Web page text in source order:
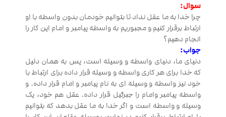
سوال:
چرا خدا به ما عقل نداد تا بتوانیم خودمان بدون واسطه با او
ارتباط برقرار کنیم و مجبوریم به واسطه پیامبر و امام این کار را
انجام دهیم؟
جواب:
دنیای ما، دنیای واسطه و وسیله است، پس به همان دلیل
که خدا برای هر کاری واسطه و وسیله قرار داده برای ارتباط با
خود نیز واسطه و وسیله ای به نام پیامبر و امام قرار داده. و
واسطه پیامبر وامام را جبرئیل قرار داده. عقل هم خود، یک
وسیله و واسطه است و اگر خدا به ما عقل بدهد که بتوانیم